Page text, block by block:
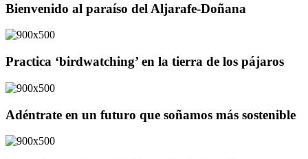
Bienvenido al paraíso del Aljarafe-Doñana
Practica ‘birdwatching’ en la tierra de los pájaros
Adéntrate en un futuro que soñamos más sostenible